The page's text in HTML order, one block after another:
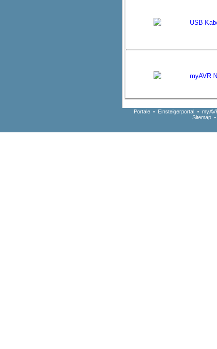
USB-
myAVR
Portale • Einsteigerportal •
Sitemap